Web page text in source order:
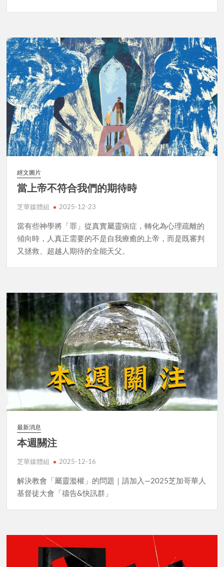
經文圖片
當上帝不符合我們的期待時
芝華媒體組 2025-12-23
當有些神學將「罪」從真實屬靈病症，轉化為心理疏離的
傾向時，人真正需要的不是自我療癒的上帝，而是既審判
又拯救、超越人期待的全能天父。
最新消息
本週關注
芝華媒體組 2025-12-16
解決教會「屬靈濫權」的問題｜請加入—2025芝加哥華人
基督徒大會「禱告&快訊群」